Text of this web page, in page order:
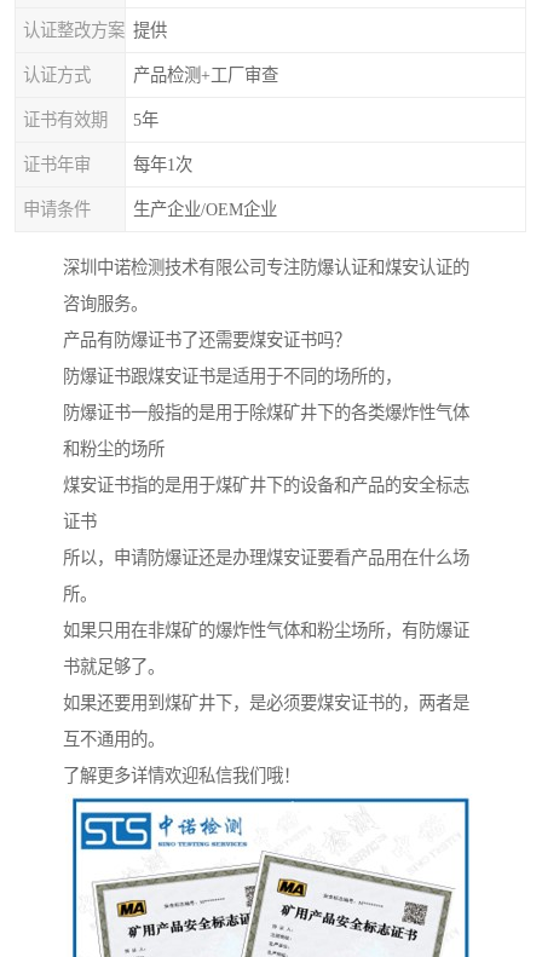
认证整改方案 提供
认证方式 产品检测+工厂审查
证书有效期 5年
证书年审 每年1次
申请条件 生产企业/OEM企业
深圳中诺检测技术有限公司专注防爆认证和煤安认证的
咨询服务。
产品有防爆证书了还需要煤安证书吗？
防爆证书跟煤安证书是适用于不同的场所的，
防爆证书一般指的是用于除煤矿井下的各类爆炸性气体
和粉尘的场所
煤安证书指的是用于煤矿井下的设备和产品的安全标志
证书
所以，申请防爆证还是办理煤安证要看产品用在什么场
所。
如果只用在非煤矿的爆炸性气体和粉尘场所，有防爆证
书就足够了。
如果还要用到煤矿井下，是必须要煤安证书的，两者是
互不通用的。
了解更多详情欢迎私信我们哦！